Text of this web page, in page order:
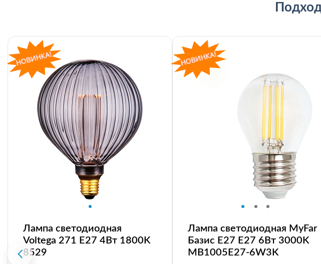
Лампа светодиодная
Voltega 271 E27 4Вт 1800K
8529
Лампа светодиодная MyFar
Базис E27 E27 6Вт 3000K
MB1005E27-6W3K